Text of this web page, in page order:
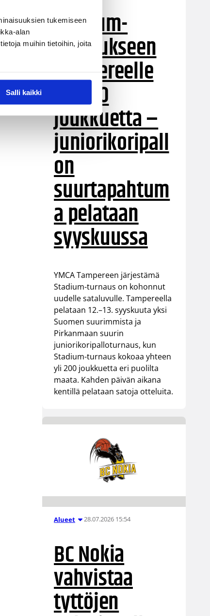
tukemiseen
alan
muihin tietoihin, joita
Salli kaikki
Stadium-
turnaukseen
Tampereelle
yli 200
joukkuetta –
juniorikoripall
on
suurtapahtum
a pelataan
syyskuussa
YMCA Tampereen järjestämä
Stadium-turnaus on kohonnut
uudelle sataluvulle. Tampereella
pelataan 12.–13. syyskuuta yksi
Suomen suurimmista ja
Pirkanmaan suurin
juniorikoripalloturnaus, kun
Stadium-turnaus kokoaa yhteen
yli 200 joukkuetta eri puolilta
maata. Kahden päivän aikana
kentillä pelataan satoja otteluita.
Alueet 28.07.2026 15:54
BC Nokia
vahvistaa
tyttöjen